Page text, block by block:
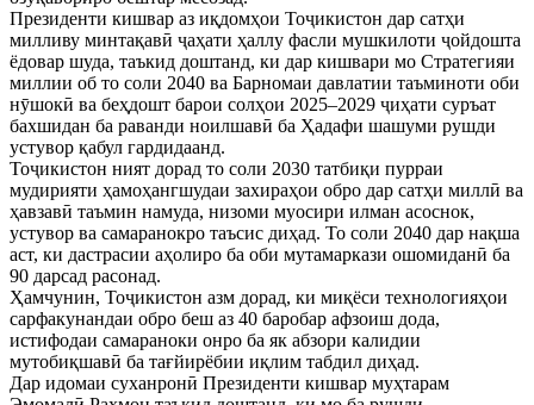
Президенти кишвар аз иқдомҳои Тоҷикистон дар сатҳи
милливу минтақавӣ ҷаҳати ҳаллу фасли мушкилоти ҷойдошта
ёдовар шуда, таъкид доштанд, ки дар кишвари мо Стратегияи
миллии об то соли 2040 ва Барномаи давлатии таъминоти оби
нӯшокӣ ва беҳдошт барои солҳои 2025–2029 ҷиҳати суръат
бахшидан ба раванди ноилшавӣ ба Ҳадафи шашуми рушди
устувор қабул гардидаанд.
Тоҷикистон ният дорад то соли 2030 татбиқи пурраи
мудирияти ҳамоҳангшудаи захираҳои обро дар сатҳи миллӣ ва
ҳавзавӣ таъмин намуда, низоми муосири илман асоснок,
устувор ва самаранокро таъсис диҳад. То соли 2040 дар нақша
аст, ки дастрасии аҳолиро ба оби мутамаркази ошомиданӣ ба
90 дарсад расонад.
Ҳамчунин, Тоҷикистон азм дорад, ки миқёси технологияҳои
сарфакунандаи обро беш аз 40 баробар афзоиш дода,
истифодаи самараноки онро ба як абзори калидии
мутобиқшавӣ ба тағйирёбии иқлим табдил диҳад.
Дар идомаи суханронӣ Президенти кишвар муҳтарам